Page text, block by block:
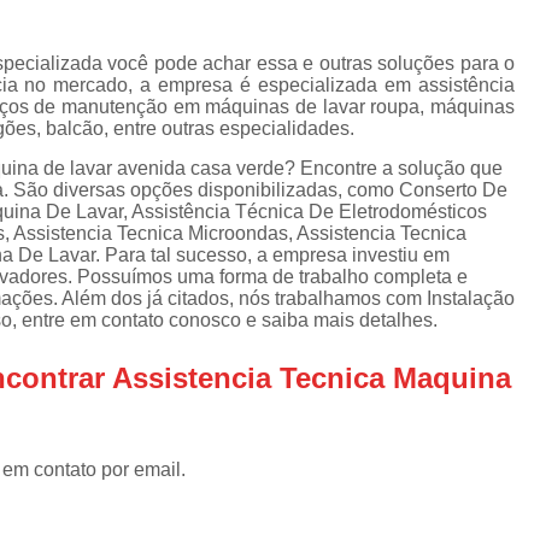
Assistencia Tecnica
Assistencia Tecnica Refrigerador Electrolux
Refrigerador Assistencia Tecnica
Assistencia Tecnica Lavadora Secadora
Assistencia Tecnica Maquina Secadora de
Assistencia Tecnica
Assistencia Tecnica Samsung
Assistencia Tecnica Secadora Enxuta
você pode achar essa e outras soluções para o
no mercado, a empresa é especializada em assistência
de manutenção em máquinas de lavar roupa, máquinas
balcão, entre outras especialidades.
de lavar avenida casa verde? Encontre a solução que
São diversas opções disponibilizadas, como Conserto De
De Lavar, Assistência Técnica De Eletrodomésticos
Tecnica Microondas, Assistencia Tecnica
De Lavar. Para tal sucesso, a empresa investiu em
Possuímos uma forma de trabalho completa e
Além dos já citados, nós trabalhamos com Instalação
entre em contato conosco e saiba mais detalhes.
Assistencia Tecnica Maquina
contato por email.